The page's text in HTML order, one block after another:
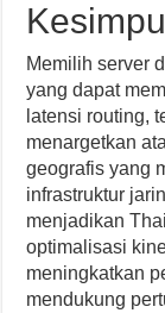
Memilih server
yang dapat
latensi routing,
menargetkan
geografis yang
infrastruktur
menjadikan
optimalisasi
meningkatkan
mendukung